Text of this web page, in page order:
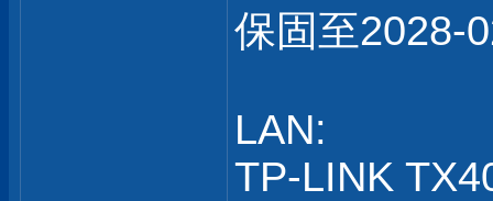
保固至2028-
LAN:
TP-LINK